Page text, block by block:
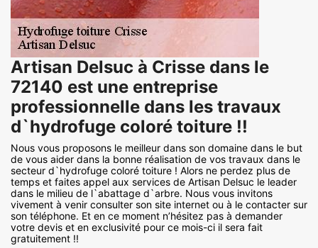
Artisan Delsuc à Crisse dans le
72140 est une entreprise
professionnelle dans les travaux
d`hydrofuge coloré toiture !!
Nous vous proposons le meilleur dans son domaine dans le but
de vous aider dans la bonne réalisation de vos travaux dans le
secteur d`hydrofuge coloré toiture ! Alors ne perdez plus de
temps et faites appel aux services de Artisan Delsuc le leader
dans le milieu de l`abattage d`arbre. Nous vous invitons
vivement à venir consulter son site internet ou à le contacter sur
son téléphone. Et en ce moment n’hésitez pas à demander
votre devis et en exclusivité pour ce mois-ci il sera fait
gratuitement !!